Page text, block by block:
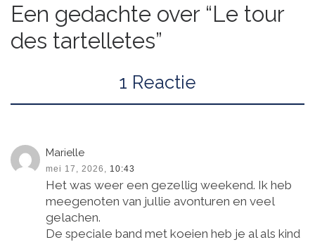
Een gedachte over “Le tour
des tartelletes”
1 Reactie
Marielle
mei 17, 2026, 10:43
Het was weer een gezellig weekend. Ik heb
meegenoten van jullie avonturen en veel
gelachen.
De speciale band met koeien heb je al als kind